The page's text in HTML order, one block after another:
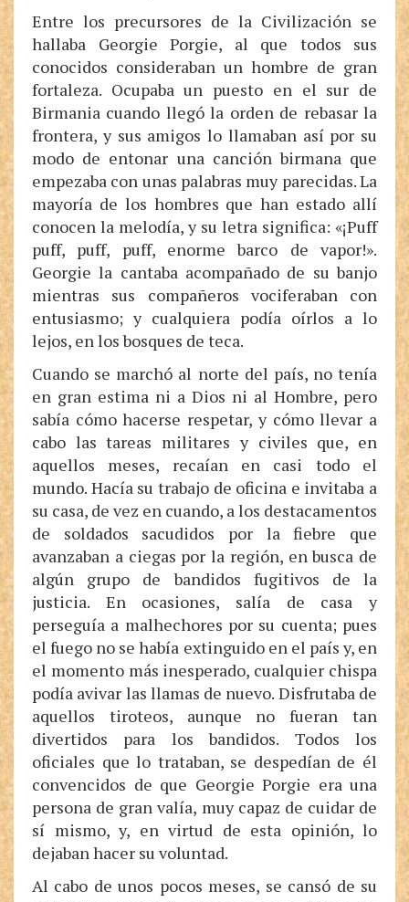
Entre los precursores de la Civilización se
hallaba Georgie Porgie, al que todos sus
conocidos consideraban un hombre de gran
fortaleza. Ocupaba un puesto en el sur de
Birmania cuando llegó la orden de rebasar la
frontera, y sus amigos lo llamaban así por su
modo de entonar una canción birmana que
empezaba con unas palabras muy parecidas. La
mayoría de los hombres que han estado allí
conocen la melodía, y su letra significa: «¡Puff
puff, puff, puff, enorme barco de vapor!».
Georgie la cantaba acompañado de su banjo
mientras sus compañeros vociferaban con
entusiasmo; y cualquiera podía oírlos a lo
lejos, en los bosques de teca.
Cuando se marchó al norte del país, no tenía
en gran estima ni a Dios ni al Hombre, pero
sabía cómo hacerse respetar, y cómo llevar a
cabo las tareas militares y civiles que, en
aquellos meses, recaían en casi todo el
mundo. Hacía su trabajo de oficina e invitaba a
su casa, de vez en cuando, a los destacamentos
de soldados sacudidos por la fiebre que
avanzaban a ciegas por la región, en busca de
algún grupo de bandidos fugitivos de la
justicia. En ocasiones, salía de casa y
perseguía a malhechores por su cuenta; pues
el fuego no se había extinguido en el país y, en
el momento más inesperado, cualquier chispa
podía avivar las llamas de nuevo. Disfrutaba de
aquellos tiroteos, aunque no fueran tan
divertidos para los bandidos. Todos los
oficiales que lo trataban, se despedían de él
convencidos de que Georgie Porgie era una
persona de gran valía, muy capaz de cuidar de
sí mismo, y, en virtud de esta opinión, lo
dejaban hacer su voluntad.
Al cabo de unos pocos meses, se cansó de su